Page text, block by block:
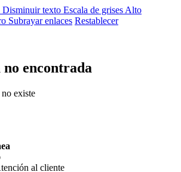
Disminuir texto Escala de grises Alto
Subrayar enlaces Restablecer
no encontrada
existe